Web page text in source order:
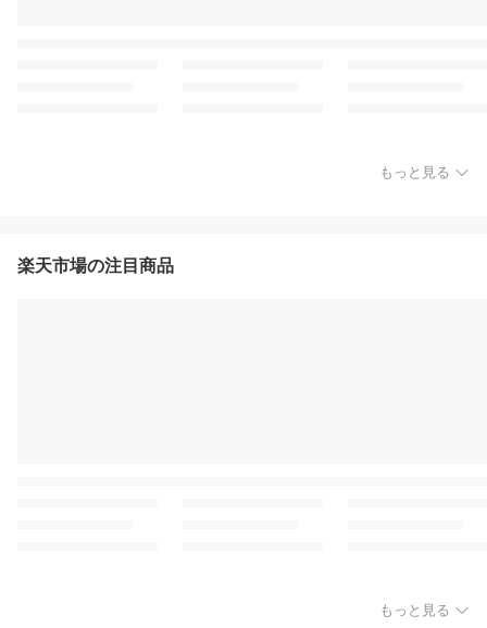
もっと見る
楽天市場の注目商品
もっと見る